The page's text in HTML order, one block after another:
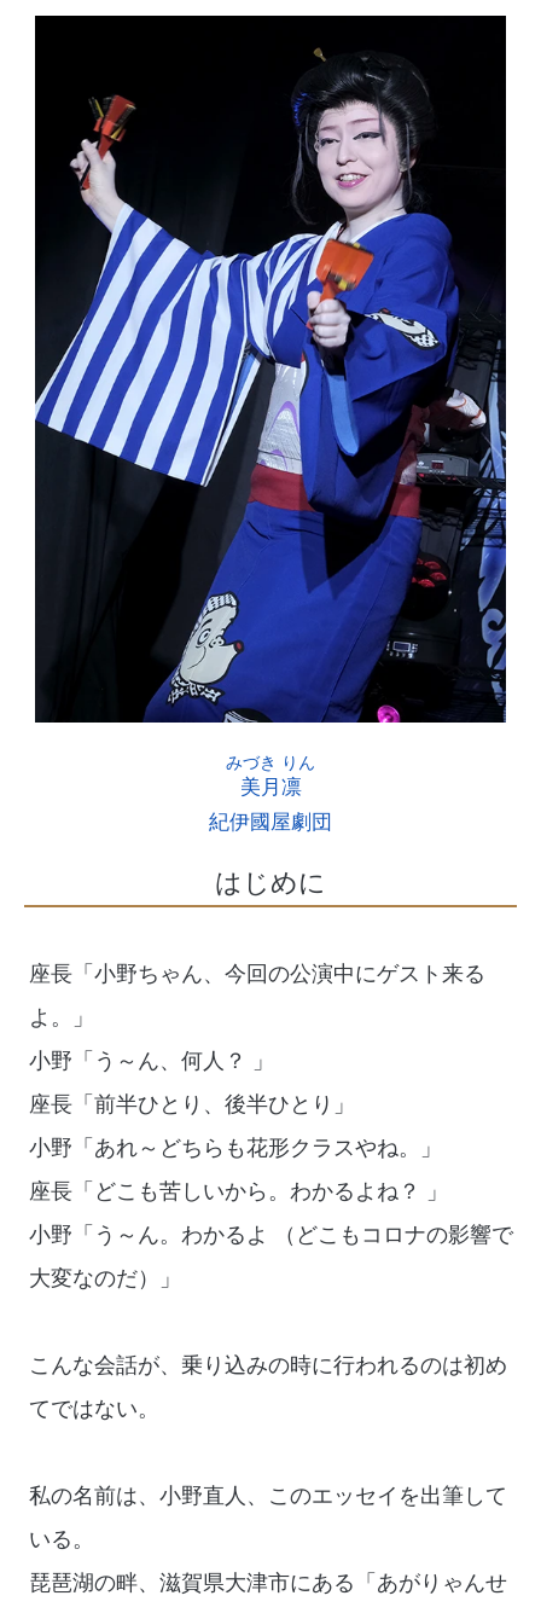
美月凛
紀伊國屋劇団
はじめに
座長「小野ちゃん、今回の公演中にゲスト来る
よ。」
小野「う～ん、何人？ 」
座長「前半ひとり、後半ひとり」
小野「あれ～どちらも花形クラスやね。」
座長「どこも苦しいから。わかるよね？ 」
小野「う～ん。わかるよ （どこもコロナの影響で
大変なのだ）」
こんな会話が、乗り込みの時に行われるのは初め
てではない。
私の名前は、小野直人、このエッセイを出筆して
いる。
琵琶湖の畔、滋賀県大津市にある「あがりゃんせ